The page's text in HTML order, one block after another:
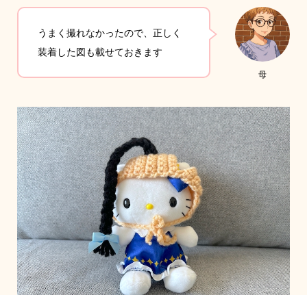
母
うまく撮れなかったので、正しく
装着した図も載せておきます